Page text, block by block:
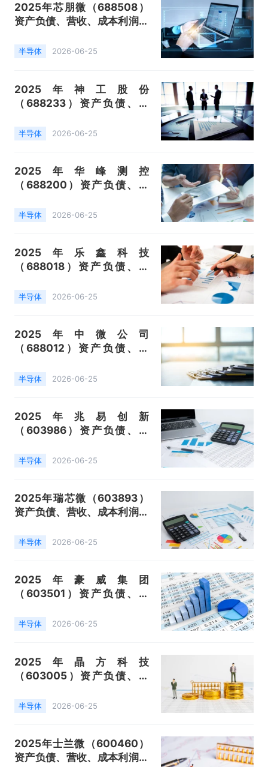
2025年芯朋微（688508）
资产负债、营收、成本利润及
工控功率类芯片、标准电源类
芯片）数据统计
半导体 2026-06-25
2025年神工股份
（688233）资产负债、营
零部件、大直径硅材料（16寸
以上）、大直径硅材料（16寸
半导体 2026-06-25
2025年华峰测控
（688200）资产负债、营
试系统、测试系统配件）数据
统计
半导体 2026-06-25
2025年乐鑫科技
（688018）资产负债、营
组及开发套件、芯片）数据统
计
半导体 2026-06-25
2025年中微公司
（688012）资产负债、营
导体设备相关产品）数据统计
半导体 2026-06-25
2025年兆易创新
（603986）资产负债、营
储芯片、微控制器、传感器）
数据统计
半导体 2026-06-25
2025年瑞芯微（603893）
资产负债、营收、成本利润及
片、数模混合芯片）数据统计
半导体 2026-06-25
2025年豪威集团
（603501）资产负债、营
像传感器解决方案业务、半导
体代理销售、模拟解决方案业
半导体 2026-06-25
2025年晶方科技
（603005）资产负债、营
片封装及测试、设计收入）数
据统计
半导体 2026-06-25
2025年士兰微（600460）
资产负债、营收、成本利润及